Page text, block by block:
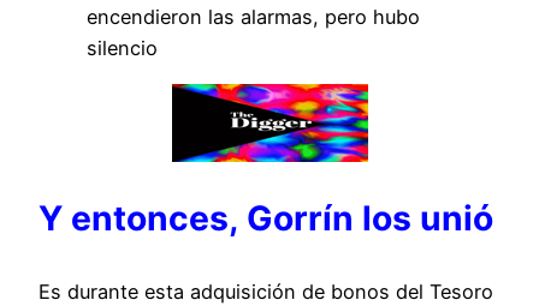
encendieron las alarmas, pero hubo
silencio
Y entonces, Gorrín los unió
Es durante esta adquisición de bonos del Tesoro